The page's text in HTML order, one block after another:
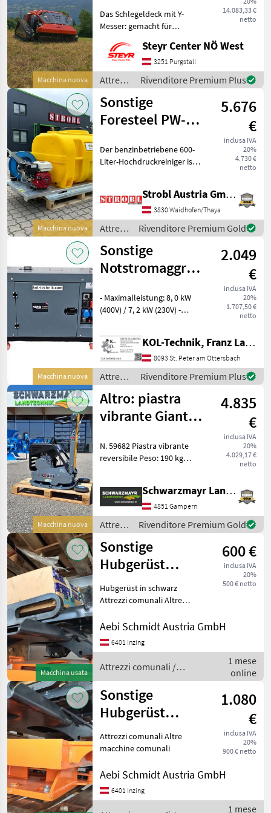
Macchina nuova
14.083,33 €
netto
Das Schlegeldeck mit Y-
Messer: gemacht für
Messer-System des JACK
Schlegel ist die
kompromisslose Antwort
auf anspruchsvollste
Pflegeaufg
Steyr Center NÖ West
3251 Purgstall
Attrezzi
comunali
/ Jack
Rivenditore Premium Plus
Macchina nuova
Sonstige
Foresteel PW-
Hochdruckreiniger
5.676
€
inclusa IVA
20%
4.730 €
netto
Der benzinbetriebene 600-
Liter-Hochdruckreiniger ist
integriertem Wassertank,
Druckpumpe und
Schlauchsystem – alles mo
Strobl Austria GmbH
3830 Waidhofen/Thaya
Attrezzi
comunali
/
Sonstige
Rivenditore Premium Gold
Macchina nuova
Sonstige
Notstromaggregat
2.049
€
inclusa IVA
20%
1.707,50 €
netto
- Maximalleistung: 8, 0 kW
(400V) / 7, 2 kW (230V) -
(400V) / 6, 7 kW (230V) -
Motor: 10 PS Dieselmotor
(4-Takt), 3.000 U/Min -
Abgasnorm: EU S
KOL-Technik, Franz Lampl-Küssner
8093 St. Peter am Ottersbach
Attrezzi
comunali
/
Sonstige
Rivenditore Premium Plus
Macchina nuova
Altro: piastra
vibrante Giant
4.835
€
inclusa IVA
20%
4.029,17 €
netto
N. 59682 Piastra vibrante
reversibile Peso: 190 kg
cm Lunghezza della piastra:
71 cm Frequenza: 81, 9 Hz
Motore:
Schwarzmayr Landtechnik GmbH - Gampern
4851 Gampern
Attrezzi
comunali
/
Sonstige
Rivenditore Premium Gold
Macchina usata
Sonstige
Hubgerüst
schwarz
600 €
inclusa IVA
20%
500 € netto
Hubgerüst in schwarz
Attrezzi comunali Altre
Aebi Schmidt Austria GmbH
6401 Inzing
Attrezzi comunali /
Sonstige
1 mese
online
Sonstige
Hubgerüst
orange
1.080
€
inclusa IVA
20%
900 € netto
Attrezzi comunali Altre
macchine comunali
Aebi Schmidt Austria GmbH
6401 Inzing
1 mese